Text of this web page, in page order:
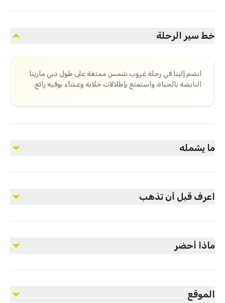
خط سير الرحلة
انضم إلينا في رحلة غروب شمس ممتعة على طول دبي مارينا
النابضة بالحياة، واستمتع بإطلالات خلابة وعشاء بوفيه رائع.
ما يشمله
رحلة غروب الشمس لمدة ساعتين
اعرف قبل أن تذهب
ماذا أحضر
الموقع